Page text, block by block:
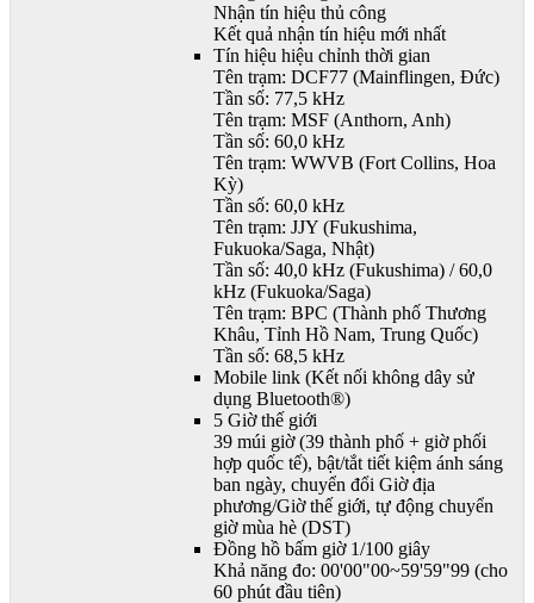
Nhận tín hiệu thủ công
Kết quả nhận tín hiệu mới nhất
Tín hiệu hiệu chỉnh thời gian
Tên trạm: DCF77 (Mainflingen, Đức)
Tần số: 77,5 kHz
Tên trạm: MSF (Anthorn, Anh)
Tần số: 60,0 kHz
Tên trạm: WWVB (Fort Collins, Hoa
Kỳ)
Tần số: 60,0 kHz
Tên trạm: JJY (Fukushima,
Fukuoka/Saga, Nhật)
Tần số: 40,0 kHz (Fukushima) / 60,0
kHz (Fukuoka/Saga)
Tên trạm: BPC (Thành phố Thương
Khâu, Tỉnh Hồ Nam, Trung Quốc)
Tần số: 68,5 kHz
Mobile link (Kết nối không dây sử
dụng Bluetooth®)
5 Giờ thế giới
39 múi giờ (39 thành phố + giờ phối
hợp quốc tế), bật/tắt tiết kiệm ánh sáng
ban ngày, chuyển đổi Giờ địa
phương/Giờ thế giới, tự động chuyển
giờ mùa hè (DST)
Đồng hồ bấm giờ 1/100 giây
Khả năng đo: 00'00"00~59'59"99 (cho
60 phút đầu tiên)